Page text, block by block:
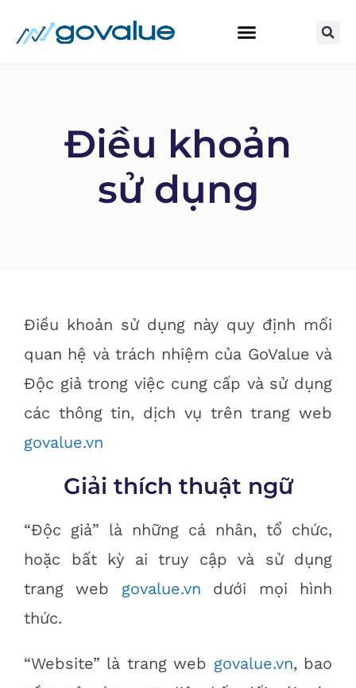
Điều khoản
sử dụng
Điều khoản sử dụng này quy định mối
quan hệ và trách nhiệm của GoValue và
Độc giả trong việc cung cấp và sử dụng
các thông tin, dịch vụ trên trang web
govalue.vn
Giải thích thuật ngữ
“Độc giả” là những cá nhân, tổ chức,
hoặc bất kỳ ai truy cập và sử dụng
trang web govalue.vn dưới mọi hình
thức.
“Website” là trang web govalue.vn, bao